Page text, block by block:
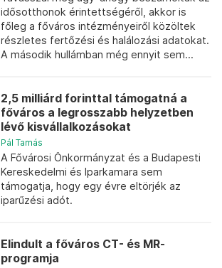
idősotthonok érintettségéről, akkor is
főleg a főváros intézményeiről közöltek
részletes fertőzési és halálozási adatokat.
A második hullámban még ennyit sem...
2,5 milliárd forinttal támogatná a
főváros a legrosszabb helyzetben
lévő kisvállalkozásokat
Pál Tamás
A Fővárosi Önkormányzat és a Budapesti
Kereskedelmi és Iparkamara sem
támogatja, hogy egy évre eltörjék az
iparűzési adót.
Elindult a főváros CT- és MR-
programja